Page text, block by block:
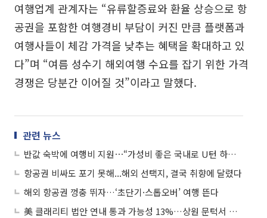
여행업계 관계자는 “유류할증료와 환율 상승으로 항
공권을 포함한 여행경비 부담이 커진 만큼 플랫폼과
여행사들이 체감 가격을 낮추는 혜택을 확대하고 있
다”며 “여름 성수기 해외여행 수요를 잡기 위한 가격
경쟁은 당분간 이어질 것”이라고 말했다.
관련 뉴스
반값 숙박에 여행비 지원⋯“가성비 좋은 국내로 U턴 하세요”
항공권 비싸도 포기 못해...해외 선택지, 결국 취향에 달렸다
해외 항공권 껑충 뛰자…‘초단기·스톱오버’ 여행 뜬다
美 클래리티 법안 연내 통과 가능성 13%…상원 문턱서 제동